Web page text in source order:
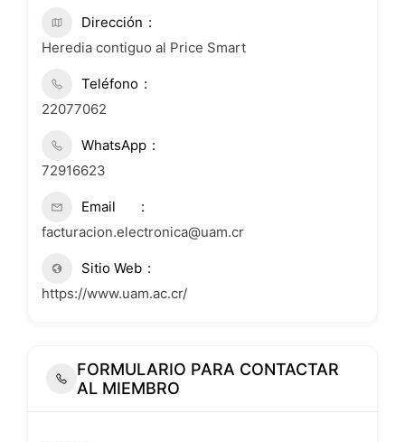
Dirección
Heredia contiguo al Price Smart
Teléfono
22077062
WhatsApp
72916623
Email
facturacion.electronica@uam.cr
Sitio Web
https://www.uam.ac.cr/
FORMULARIO PARA CONTACTAR
AL MIEMBRO